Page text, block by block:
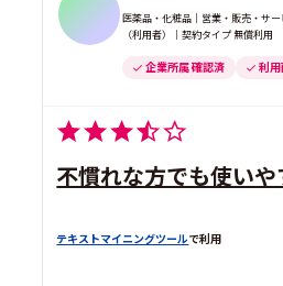
医薬品・化粧品｜営業・販売・サ
（利用者）｜契約タイプ 無償利用
企業所属 確認済 利
不慣れな方でも使いや
テキストマイニングツールで利用